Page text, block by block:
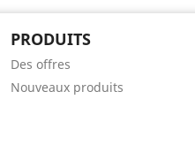
PRODUITS
Des offres
Nouveaux produits